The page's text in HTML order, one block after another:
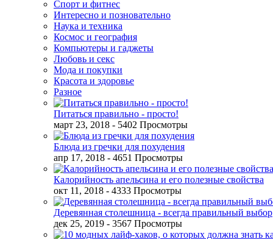
Спорт и фитнес
Интересно и позновательно
Наука и техника
Космос и география
Компьютеры и гаджеты
Любовь и секс
Мода и покупки
Красота и здоровье
Разное
Питаться правильно - просто!
март 23, 2018 - 5402 Просмотры
Блюда из гречки для похудения
апр 17, 2018 - 4651 Просмотры
Калорийность апельсина и его полезные свойства
окт 11, 2018 - 4333 Просмотры
Деревянная столешница - всегда правильный выбор
дек 25, 2019 - 3567 Просмотры